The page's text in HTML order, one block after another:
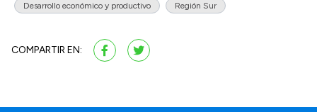
Desarrollo económico y productivo Región Sur
COMPARTIR EN: